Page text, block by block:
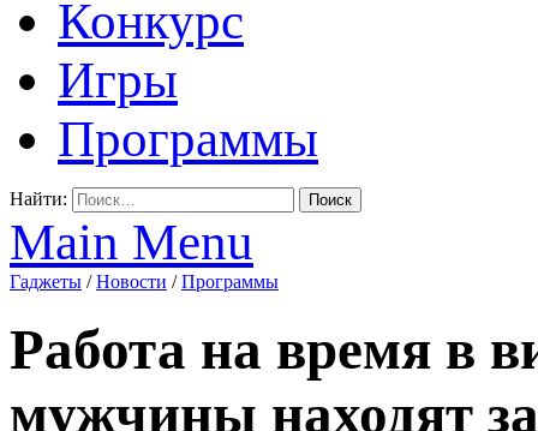
Конкурс
Игры
Программы
Найти:
Main Menu
Гаджеты /Новости /Программы
Работа на время в
мужчины находят